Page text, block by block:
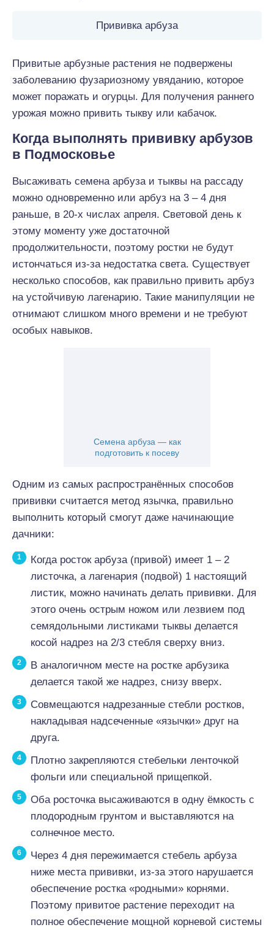
Прививка арбуза
Привитые арбузные растения не подвержены
заболеванию фузариозному увяданию, которое
может поражать и огурцы. Для получения раннего
урожая можно привить тыкву или кабачок.
Когда выполнять прививку арбузов
в Подмосковье
Высаживать семена арбуза и тыквы на рассаду
можно одновременно или арбуз на 3 – 4 дня
раньше, в 20-х числах апреля. Световой день к
этому моменту уже достаточной
продолжительности, поэтому ростки не будут
истончаться из-за недостатка света. Существует
несколько способов, как правильно привить арбуз
на устойчивую лагенарию. Такие манипуляции не
отнимают слишком много времени и не требуют
особых навыков.
Семена арбуза — как
подготовить к посеву
Одним из самых распространённых способов
прививки считается метод язычка, правильно
выполнить который смогут даже начинающие
дачники:
Когда росток арбуза (привой) имеет 1 – 2
листочка, а лагенария (подвой) 1 настоящий
листик, можно начинать делать прививки. Для
этого очень острым ножом или лезвием под
семядольными листиками тыквы делается
косой надрез на 2/3 стебля сверху вниз.
В аналогичном месте на ростке арбузика
делается такой же надрез, снизу вверх.
Совмещаются надрезанные стебли ростков,
накладывая надсеченные «язычки» друг на
друга.
Плотно закрепляются стебельки ленточкой
фольги или специальной прищепкой.
Оба росточка высаживаются в одну ёмкость с
плодородным грунтом и выставляются на
солнечное место.
Через 4 дня пережимается стебель арбуза
ниже места прививки, из-за этого нарушается
обеспечение ростка «родными» корнями.
Поэтому привитое растение переходит на
полное обеспечение мощной корневой системы